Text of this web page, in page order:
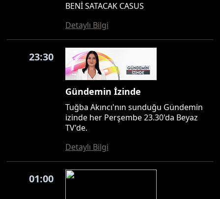
BENİ SATACAK CASUS
Detaylı Bilgi
23:30
Gündemin İzinde
Tuğba Akıncı'nın sunduğu Gündemin
izinde her Perşembe 23.30'da Beyaz
TV'de.
Detaylı Bilgi
01:00